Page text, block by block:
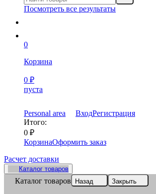
Посмотреть все результаты
0
Корзина
0 ₽
пуста
Personal area ВходРегистрация
Итого:
0 ₽
КорзинаОформить заказ
Расчет доставки
Каталог товаров
Каталог товаров Назад Закрыть